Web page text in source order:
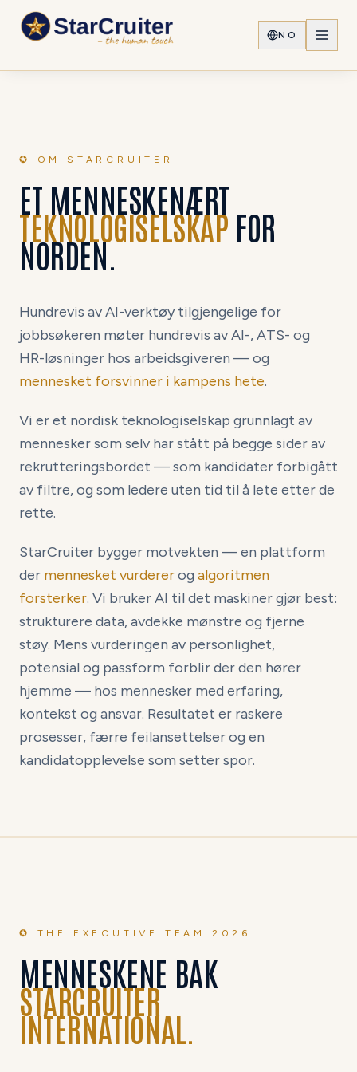
NO
✪ OM STARCRUITER
ET MENNESKENÆRT
TEKNOLOGISELSKAP FOR
NORDEN.
Hundrevis av AI-verktøy tilgjengelige for
jobbsøkeren møter hundrevis av AI-, ATS- og
HR-løsninger hos arbeidsgiveren — og
mennesket forsvinner i kampens hete.
Vi er et nordisk teknologiselskap grunnlagt av
mennesker som selv har stått på begge sider av
rekrutteringsbordet — som kandidater forbigått
av filtre, og som ledere uten tid til å lete etter de
rette.
StarCruiter bygger motvekten — en plattform
der mennesket vurdererog algoritmen
forsterker. Vi bruker AI til det maskiner gjør best:
strukturere data, avdekke mønstre og fjerne
støy. Mens vurderingen av personlighet,
potensial og passform forblir der den hører
hjemme — hos mennesker med erfaring,
kontekst og ansvar. Resultatet er raskere
prosesser, færre feilansettelser og en
kandidatopplevelse som setter spor.
✪ THE EXECUTIVE TEAM 2026
MENNESKENE BAK
STARCRUITER
INTERNATIONAL.